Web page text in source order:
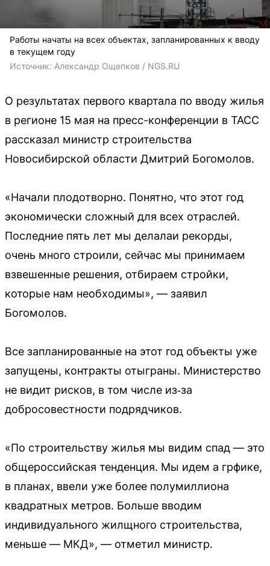
Работы начаты на всех объектах, запланированных к вводу
в текущем году
Источник: Александр Ощепков / NGS.RU
О результатах первого квартала по вводу жилья
в регионе 15 мая на пресс-конференции в ТАСС
рассказал министр строительства
Новосибирской области Дмитрий Богомолов.
«Начали плодотворно. Понятно, что этот год
экономически сложный для всех отраслей.
Последние пять лет мы делалаи рекорды,
очень много строили, сейчас мы принимаем
взвешенные решения, отбираем стройки,
которые нам необходимы», — заявил
Богомолов.
Все запланированные на этот год объекты уже
запущены, контракты отыграны. Министерство
не видит рисков, в том числе из‑за
добросовестности подрядчиков.
«По строительству жилья мы видим спад — это
общероссийская тенденция. Мы идем а грфике,
в планах, ввели уже более полумиллиона
квадратных метров. Больше вводим
индивидуального жилщного строительства,
меньше — МКД», — отметил министр.